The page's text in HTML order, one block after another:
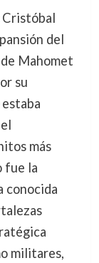
del
Mahomet
su
más
fue la
conocida
militares,